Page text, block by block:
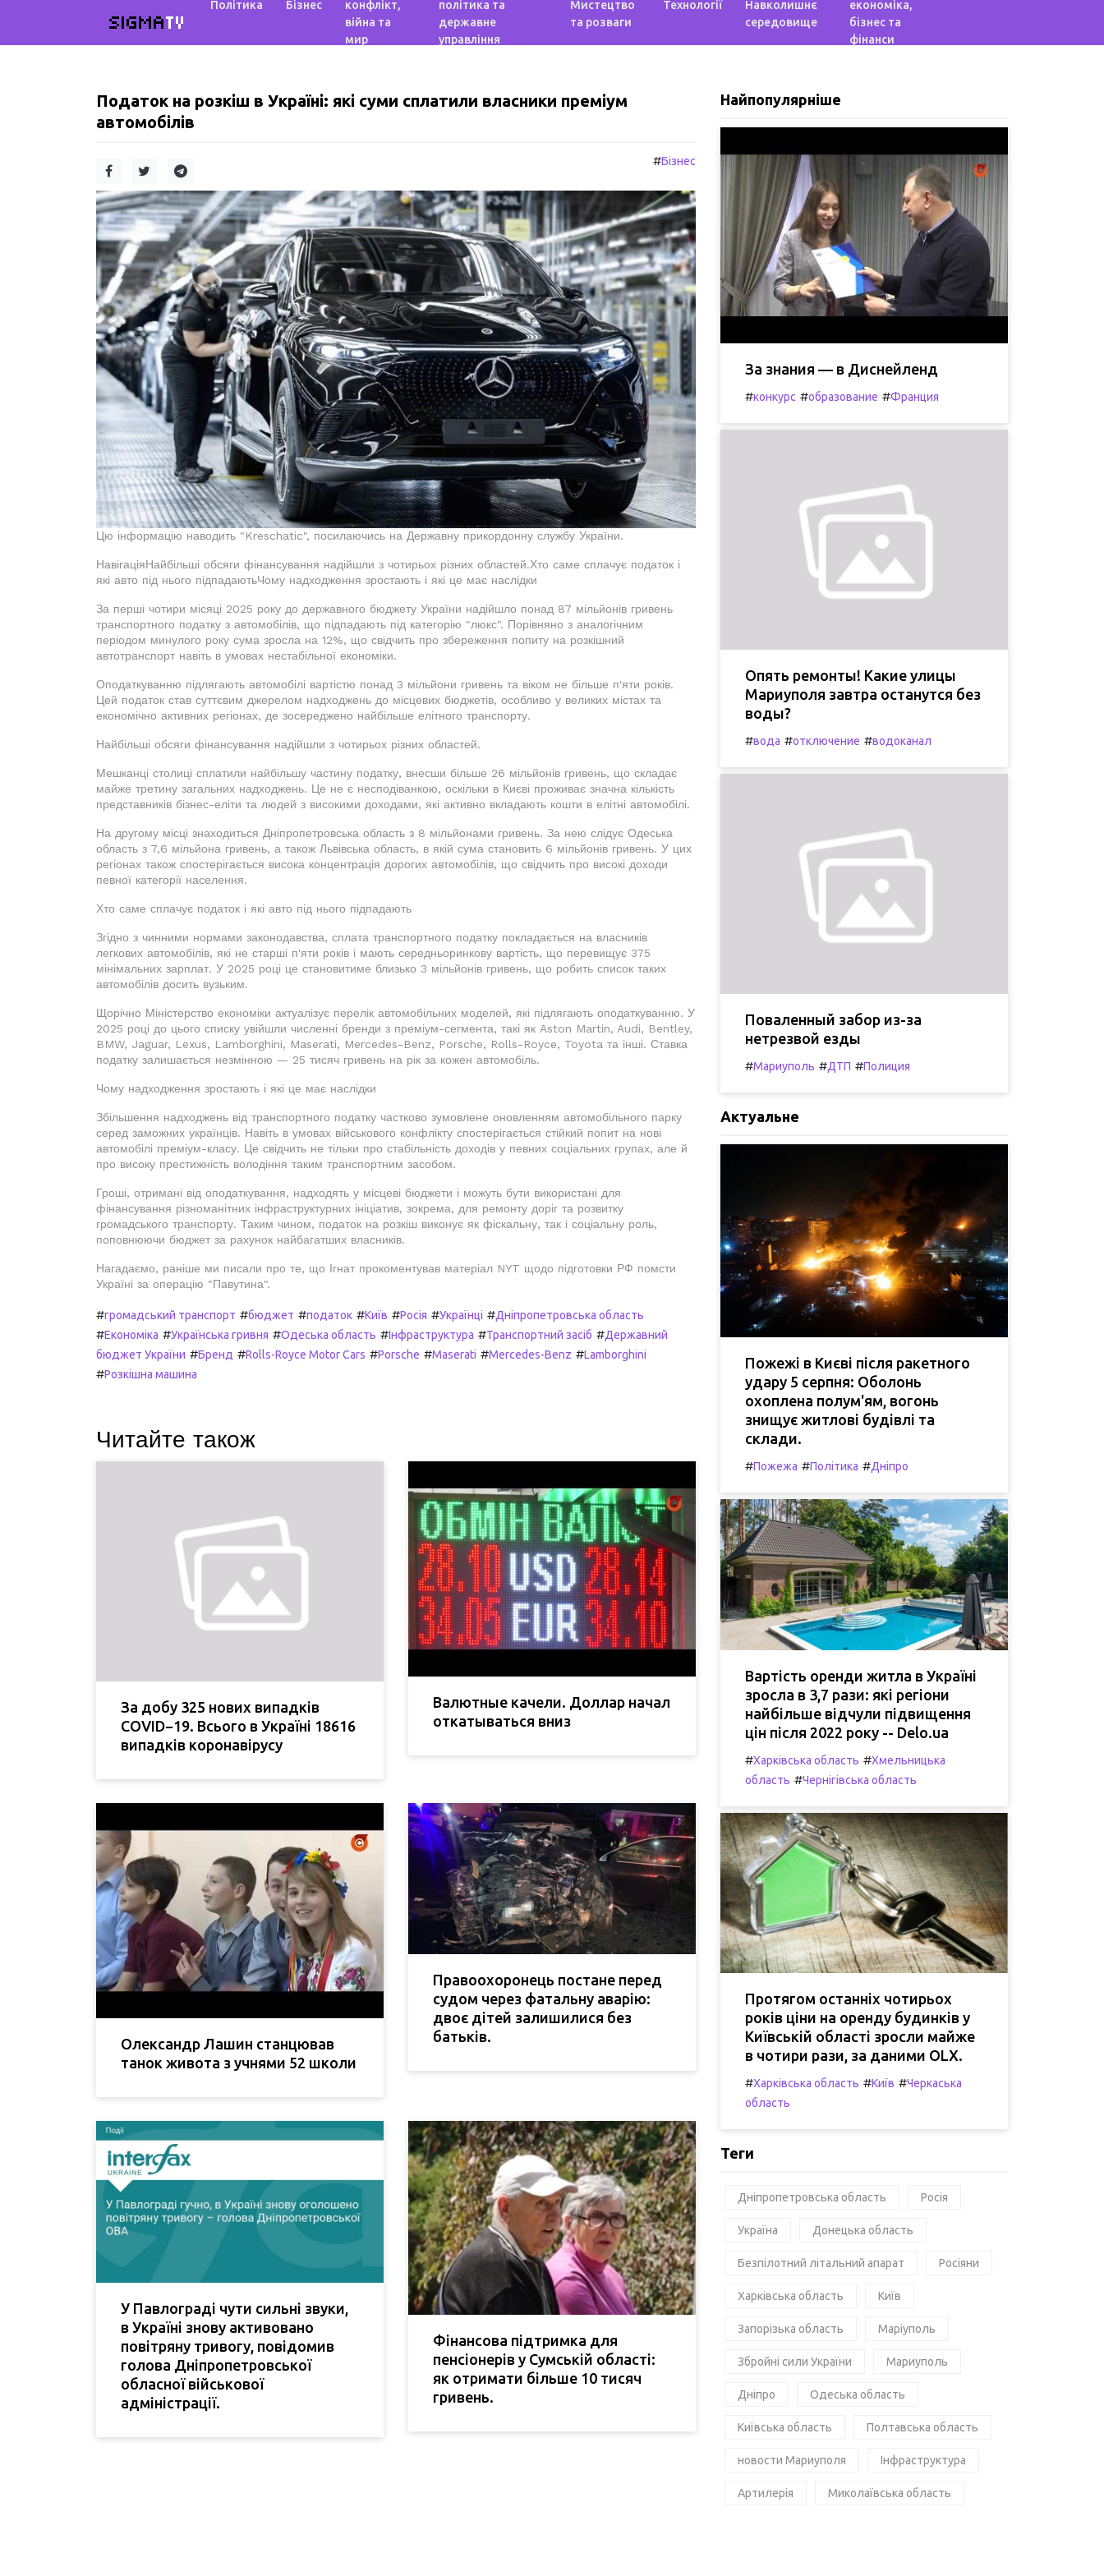
SIGMATV
Політика Бізнес
конфлікт,
війна та
мир
політика та
державне
управління
Мистецтво
та розваги
Технології
Навколишнє
середовище
економіка,
бізнес та
фінанси
Податок на розкіш в Україні: які суми сплатили власники преміум
автомобілів
#Бізнес
Цю інформацію наводить "Kreschatic", посилаючись на Державну прикордонну службу України.
НавігаціяНайбільші обсяги фінансування надійшли з чотирьох різних областей.Хто саме сплачує податок і
які авто під нього підпадаютьЧому надходження зростають і які це має наслідки
За перші чотири місяці 2025 року до державного бюджету України надійшло понад 87 мільйонів гривень
транспортного податку з автомобілів, що підпадають під категорію "люкс". Порівняно з аналогічним
періодом минулого року сума зросла на 12%, що свідчить про збереження попиту на розкішний
автотранспорт навіть в умовах нестабільної економіки.
Оподаткуванню підлягають автомобілі вартістю понад 3 мільйони гривень та віком не більше п'яти років.
Цей податок став суттєвим джерелом надходжень до місцевих бюджетів, особливо у великих містах та
економічно активних регіонах, де зосереджено найбільше елітного транспорту.
Найбільші обсяги фінансування надійшли з чотирьох різних областей.
Мешканці столиці сплатили найбільшу частину податку, внесши більше 26 мільйонів гривень, що складає
майже третину загальних надходжень. Це не є несподіванкою, оскільки в Києві проживає значна кількість
представників бізнес-еліти та людей з високими доходами, які активно вкладають кошти в елітні автомобілі.
На другому місці знаходиться Дніпропетровська область з 8 мільйонами гривень. За нею слідує Одеська
область з 7,6 мільйона гривень, а також Львівська область, в якій сума становить 6 мільйонів гривень. У цих
регіонах також спостерігається висока концентрація дорогих автомобілів, що свідчить про високі доходи
певної категорії населення.
Хто саме сплачує податок і які авто під нього підпадають
Згідно з чинними нормами законодавства, сплата транспортного податку покладається на власників
легкових автомобілів, які не старші п'яти років і мають середньоринкову вартість, що перевищує 375
мінімальних зарплат. У 2025 році це становитиме близько 3 мільйонів гривень, що робить список таких
автомобілів досить вузьким.
Щорічно Міністерство економіки актуалізує перелік автомобільних моделей, які підлягають оподаткуванню. У
2025 році до цього списку увійшли численні бренди з преміум-сегмента, такі як Aston Martin, Audi, Bentley,
BMW, Jaguar, Lexus, Lamborghini, Maserati, Mercedes-Benz, Porsche, Rolls-Royce, Toyota та інші. Ставка
податку залишається незмінною — 25 тисяч гривень на рік за кожен автомобіль.
Чому надходження зростають і які це має наслідки
Збільшення надходжень від транспортного податку частково зумовлене оновленням автомобільного парку
серед заможних українців. Навіть в умовах військового конфлікту спостерігається стійкий попит на нові
автомобілі преміум-класу. Це свідчить не тільки про стабільність доходів у певних соціальних групах, але й
про високу престижність володіння таким транспортним засобом.
Гроші, отримані від оподаткування, надходять у місцеві бюджети і можуть бути використані для
фінансування різноманітних інфраструктурних ініціатив, зокрема, для ремонту доріг та розвитку
громадського транспорту. Таким чином, податок на розкіш виконує як фіскальну, так і соціальну роль,
поповнюючи бюджет за рахунок найбагатших власників.
Нагадаємо, раніше ми писали про те, що Ігнат прокоментував матеріал NYT щодо підготовки РФ помсти
Україні за операцію "Павутина".
#громадський транспорт #бюджет #податок #Київ #Росія #Українці #Дніпропетровська область
#Економіка #Українська гривня #Одеська область #Інфраструктура #Транспортний засіб #Державний
бюджет України #Бренд #Rolls-Royce Motor Cars #Porsche #Maserati #Mercedes-Benz #Lamborghini
#Розкішна машина
Читайте також
За добу 325 нових випадків
COVID−19. Всього в Україні 18616
випадків коронавірусу
Валютные качели. Доллар начал
откатываться вниз
Олександр Лашин станцював
танок живота з учнями 52 школи
Правоохоронець постане перед
судом через фатальну аварію:
двоє дітей залишилися без
батьків.
У Павлограді чути сильні звуки,
в Україні знову активовано
повітряну тривогу, повідомив
голова Дніпропетровської
обласної військової
адміністрації.
Фінансова підтримка для
пенсіонерів у Сумській області:
як отримати більше 10 тисяч
гривень.
Найпопулярніше
За знания — в Диснейленд
#конкурс #образование #Франция
Опять ремонты! Какие улицы
Мариуполя завтра останутся без
воды?
#вода #отключение #водоканал
Поваленный забор из-за
нетрезвой езды
#Мариуполь #ДТП #Полиция
Актуальне
Пожежі в Києві після ракетного
удару 5 серпня: Оболонь
охоплена полум'ям, вогонь
знищує житлові будівлі та
склади.
#Пожежа #Політика #Дніпро
Вартість оренди житла в Україні
зросла в 3,7 рази: які регіони
найбільше відчули підвищення
цін після 2022 року -- Delo.ua
#Харківська область #Хмельницька
область #Чернігівська область
Протягом останніх чотирьох
років ціни на оренду будинків у
Київській області зросли майже
в чотири рази, за даними OLX.
#Харківська область #Київ #Черкаська
область
Теги
Дніпропетровська область Росія
Україна Донецька область
Безпілотний літальний апарат Росіяни
Харківська область Київ
Запорізька область Маріуполь
Збройні сили України Мариуполь
Дніпро Одеська область
Київська область Полтавська область
новости Мариуполя Інфраструктура
Артилерія Миколаївська область